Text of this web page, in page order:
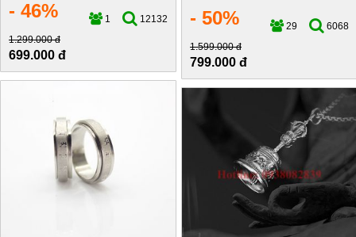
- 50% 29
6068
1.599.000 đ
799.000 đ
- 46% 1
12132
1.299.000 đ
699.000 đ